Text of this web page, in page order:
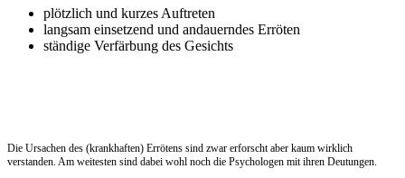
plötzlich und kurzes Auftreten
langsam einsetzend und andauerndes Erröten
ständige Verfärbung des Gesichts
Die Ursachen des (krankhaften) Errötens sind zwar erforscht aber kaum wirklich
verstanden. Am weitesten sind dabei wohl noch die Psychologen mit ihren Deutungen.